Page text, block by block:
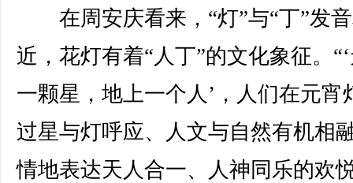
在周安庆看来，“灯”与“丁”发
近，花灯有着“人丁”的文化象征。
一颗星，地上一个人’，人们在元宵
过星与灯呼应、人文与自然有机相
情地表达天人合一、人神同乐的欢